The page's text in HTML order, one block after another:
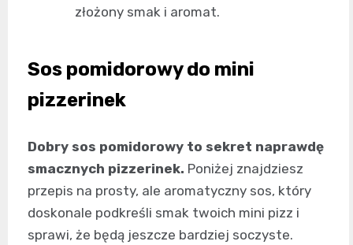
złożony smak i aromat.
Sos pomidorowy do mini
pizzerinek
Dobry sos pomidorowy to sekret naprawdę
smacznych pizzerinek. Poniżej znajdziesz
przepis na prosty, ale aromatyczny sos, który
doskonale podkreśli smak twoich mini pizz i
sprawi, że będą jeszcze bardziej soczyste.